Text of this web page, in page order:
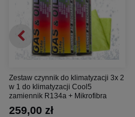
Zestaw czynnik do klimatyzacji 3x 2
w 1 do klimatyzacji Cool5
zamiennik R134a + Mikrofibra
259,00 zł